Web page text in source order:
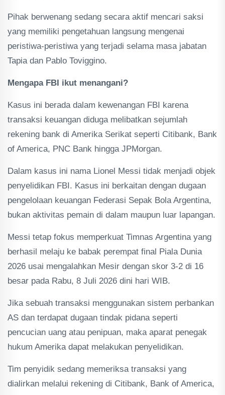
Pihak berwenang sedang secara aktif mencari saksi
yang memiliki pengetahuan langsung mengenai
peristiwa-peristiwa yang terjadi selama masa jabatan
Tapia dan Pablo Toviggino.
Mengapa FBI ikut menangani?
Kasus ini berada dalam kewenangan FBI karena
transaksi keuangan diduga melibatkan sejumlah
rekening bank di Amerika Serikat seperti Citibank, Bank
of America, PNC Bank hingga JPMorgan.
Dalam kasus ini nama Lionel Messi tidak menjadi objek
penyelidikan FBI. Kasus ini berkaitan dengan dugaan
pengelolaan keuangan Federasi Sepak Bola Argentina,
bukan aktivitas pemain di dalam maupun luar lapangan.
Messi tetap fokus memperkuat Timnas Argentina yang
berhasil melaju ke babak perempat final Piala Dunia
2026 usai mengalahkan Mesir dengan skor 3-2 di 16
besar pada Rabu, 8 Juli 2026 dini hari WIB.
Jika sebuah transaksi menggunakan sistem perbankan
AS dan terdapat dugaan tindak pidana seperti
pencucian uang atau penipuan, maka aparat penegak
hukum Amerika dapat melakukan penyelidikan.
Tim penyidik sedang memeriksa transaksi yang
dialirkan melalui rekening di Citibank, Bank of America,